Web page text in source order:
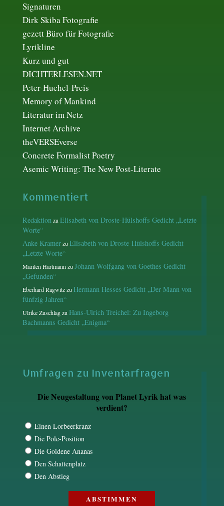
Signaturen
Dirk Skiba Fotografie
gezett Büro für Fotografie
Lyrikline
Kurz und gut
DICHTERLESEN.NET
Peter-Huchel-Preis
Memory of Mankind
Literatur im Netz
Internet Archive
theVERSEverse
Concrete Formalist Poetry
Asemic Writing: The New Post-Literate
Kommentiert
RedaktionzuElisabeth von Droste-Hülshoffs Gedicht „Letzte
Worte“
Anke KramerzuElisabeth von Droste-Hülshoffs Gedicht
„Letzte Worte“
Marilen HartmannzuJohann Wolfgang von Goethes Gedicht
„Gefunden“
Eberhard RagwitzzuHermann Hesses Gedicht „Der Mann von
fünfzig Jahren“
Ulrike ZuschlagzuHans-Ulrich Treichel: Zu Ingeborg
Bachmanns Gedicht „Enigma“
Umfragen zu Inventarfragen
Die Neugestaltung von Planet Lyrik hat was
verdient?
Einen Lorbeerkranz
Die Pole-Position
Die Goldene Ananas
Den Schattenplatz
Den Abstieg